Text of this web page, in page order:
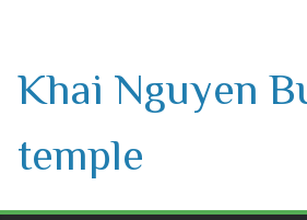
content
Khai Nguyen
temple